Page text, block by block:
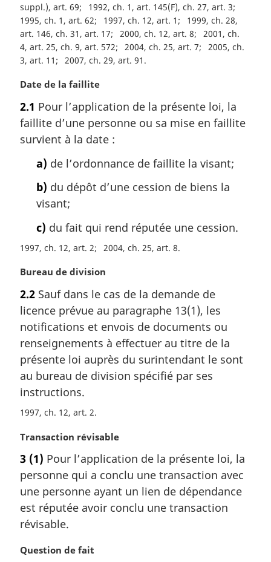
suppl.), art. 69
1992, ch. 1, art. 145(F), ch. 27, art. 3
1995, ch. 1, art. 62
1997, ch. 12, art. 1
1999, ch. 28,
art. 146, ch. 31, art. 17
2000, ch. 12, art. 8
2001, ch.
4, art. 25, ch. 9, art. 572
2004, ch. 25, art. 7
2005, ch.
3, art. 11
2007, ch. 29, art. 91
N
t
e
m
e
Date de la faillite
2.1 Pour l’application de la présente loi, la
faillite d’une personne ou sa mise en faillite
survient à la date :
a) de l’ordonnance de faillite la visant;
b) du dépôt d’une cession de biens la
visant;
c) du fait qui rend réputée une cession.
1997, ch. 12, art. 2 2004, ch. 25, art. 8
N
t
e
m
a
g
i
n
l
e
Bureau de division
2.2 Sauf dans le cas de la demande de
licence prévue au paragraphe 13(1), les
notifications et envois de documents ou
renseignements à effectuer au titre de la
présente loi auprès du surintendant le sont
au bureau de division spécifié par ses
instructions.
1997, ch. 12, art. 2
N
t
e
m
a
g
n
Transaction révisable
3 (1) Pour l’application de la présente loi, la
personne qui a conclu une transaction avec
une personne ayant un lien de dépendance
est réputée avoir conclu une transaction
révisable.
N
Question de fait